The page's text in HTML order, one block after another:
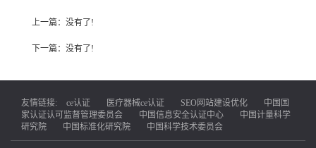
上一篇：没有了!
下一篇：没有了!
友情链接: ce认证 医疗器械ce认证 SEO网站建设优化
中国国
家认证认可监督管理委员会
中国信息安全认证中心
中国计量科学
研究院
中国标准化研究院 中国科学技术委员会